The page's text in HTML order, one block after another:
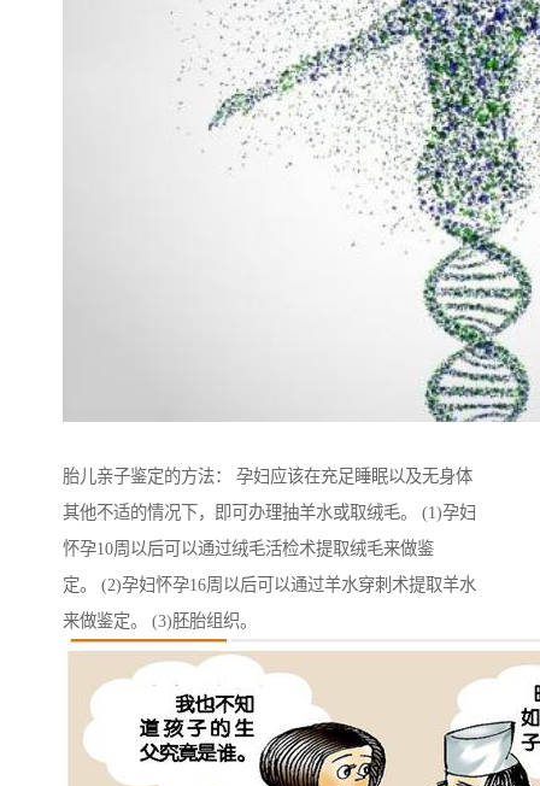
胎儿亲子鉴定的方法： 孕妇应该在充足睡眠以及无身体
其他不适的情况下，即可办理抽羊水或取绒毛。 (1)孕妇
怀孕10周以后可以通过绒毛活检术提取绒毛来做鉴
定。 (2)孕妇怀孕16周以后可以通过羊水穿刺术提取羊水
来做鉴定。 (3)胚胎组织。